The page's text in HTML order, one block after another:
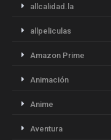
allcalidad.la
allpeliculas
Amazon Prime
Animación
Anime
Aventura